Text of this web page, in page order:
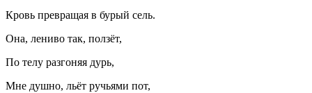
Кровь превращая в бурый сель.
Она, лениво так, ползёт,
По телу разгоняя дурь,
Мне душно, льёт ручьями пот,